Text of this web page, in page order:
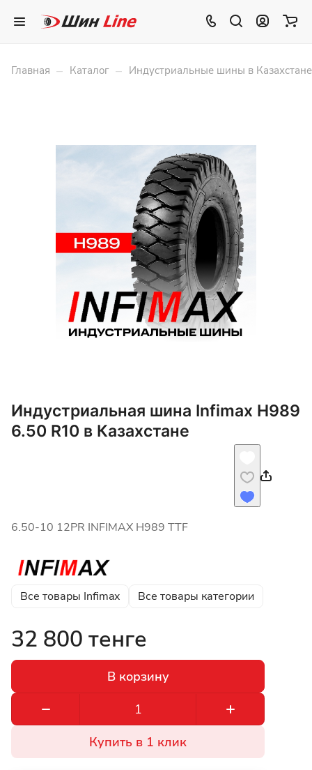
Главная – Каталог – Индустриальные шины в Казахстане
Индустриальная шина Infimax H989
6.50 R10 в Казахстане
6.50-10 12PR INFIMAX H989 TTF
Все товары Infimax Все товары категории
32 800 тенге
В корзину
Купить в 1 клик